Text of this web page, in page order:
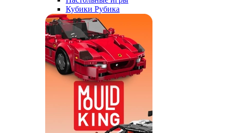
Кубики Рубика